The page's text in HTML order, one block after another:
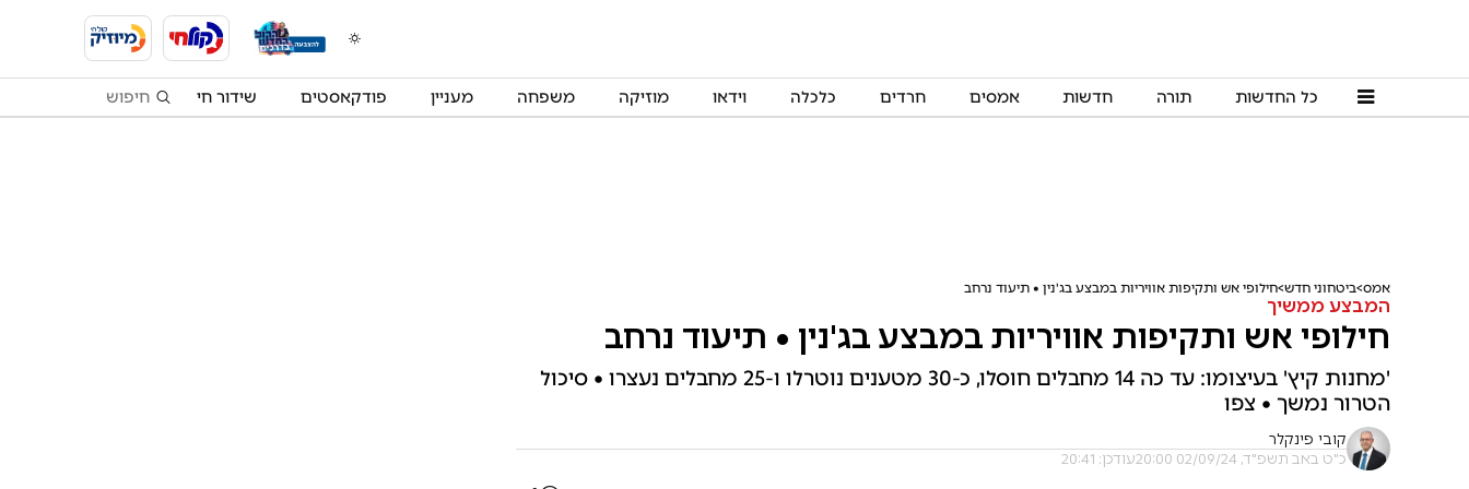
כל החדשות תורה חדשות אמסים חרדים כלכלה וידאו מוזיקה משפחה מעניין פודקאסטים שידור חי
אמס ביטחוני חדש חילופי אש ותקיפות אוויריות במבצע בג'נין • תיעוד נרחב
המבצע ממשיך
חילופי אש ותקיפות אוויריות במבצע בג'נין • תיעוד נרחב
'מחנות קיץ' בעיצומו: עד כה 14 מחבלים חוסלו, כ-30 מטענים נוטרלו ו-25 מחבלים נעצרו • סיכול
הטרור נמשך • צפו
קובי פינקלר
כ"ט באב תשפ"ד, 02/09/24 20:00 עודכן: 20:41